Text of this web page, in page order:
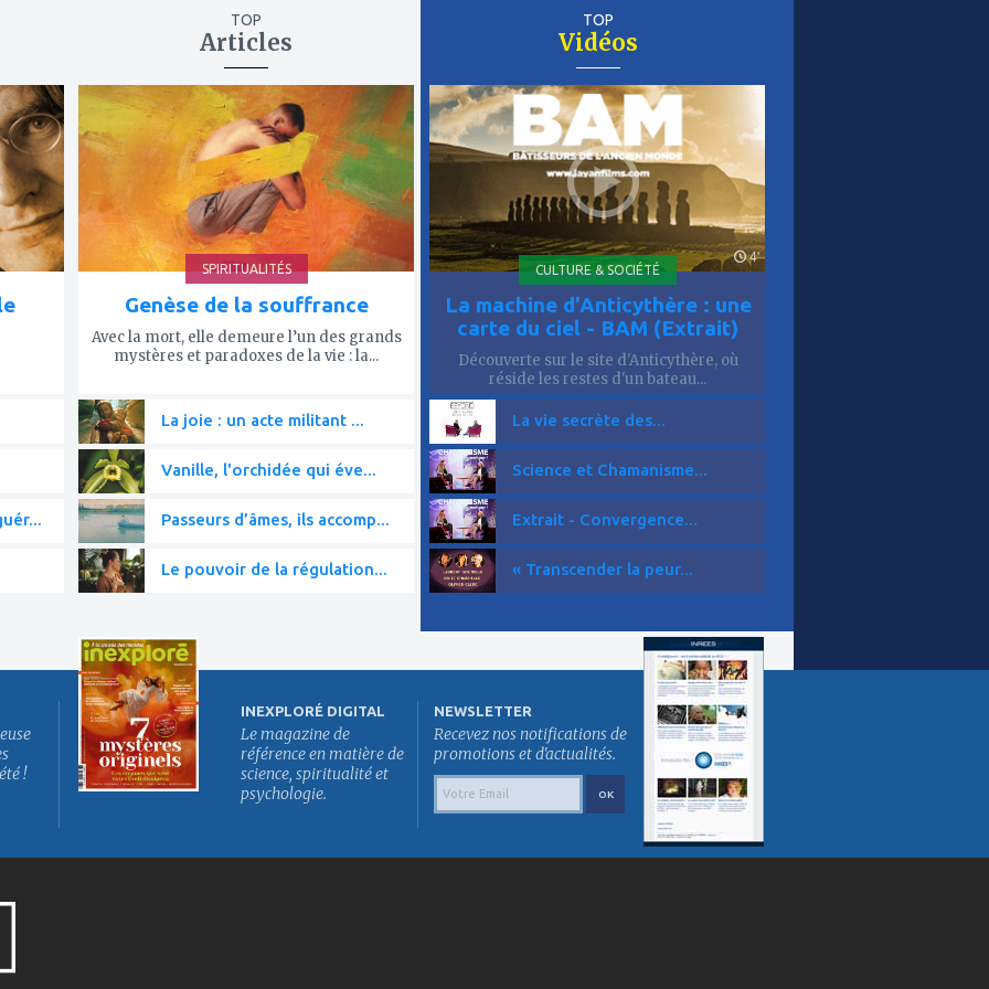
TOP
Articles
à
mes
favoris
SPIRITUALITÉS
Genèse de la souffrance
Avec la mort, elle demeure l’un des grands
mystères et paradoxes de la vie : la...
La joie : un acte militant ...
Vanille, l'orchidée qui éve...
Passeurs d’âmes, ils accomp...
Le pouvoir de la régulation...
TOP
Vidéos
à
mes
favoris
4'
CULTURE & SOCIÉTÉ
La machine d'Anticythère : une
carte du ciel - BAM (Extrait)
Découverte sur le site d'Anticythère, où
réside les restes d'un bateau...
La vie secrète des...
Science et Chamanisme...
Extrait - Convergence...
« Transcender la peur...
!
INEXPLORÉ DIGITAL
Le magazine de
référence en matière de
science, spiritualité et
psychologie.
NEWSLETTER
Recevez nos notifications de
promotions et d'actualités.